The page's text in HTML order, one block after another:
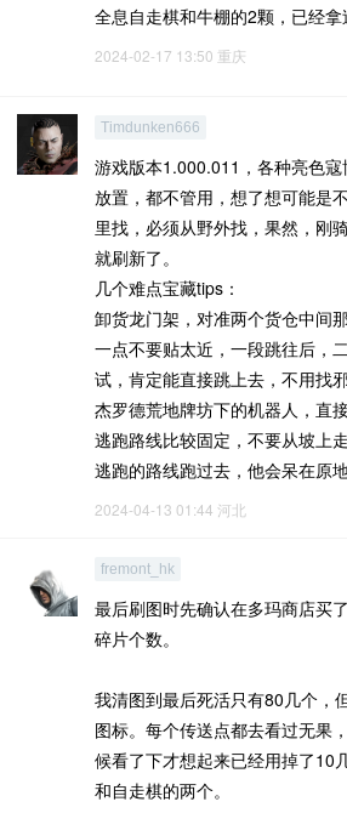
全息自走棋和牛棚的2颗，已经拿
2024-02-17 13:50 重庆
Timdunken666
游戏版本1.000.011，各种亮色
放置，都不管用，想了想可能是
里找，必须从野外找，果然，刚
就刷新了。
几个难点宝藏tips：
卸货龙门架，对准两个货仓中间
一点不要贴太近，一段跳往后，
试，肯定能直接跳上去，不用找邪
杰罗德荒地牌坊下的机器人，直
逃跑路线比较固定，不要从坡上
逃跑的路线跑过去，他会呆在原地
2024-04-13 01:44 河北
fremont_hk
最后刷图时先确认在多玛商店买
碎片个数。
我清图到最后死活只有80几个，
图标。每个传送点都去看过无果
候看了下才想起来已经用掉了10
和自走棋的两个。